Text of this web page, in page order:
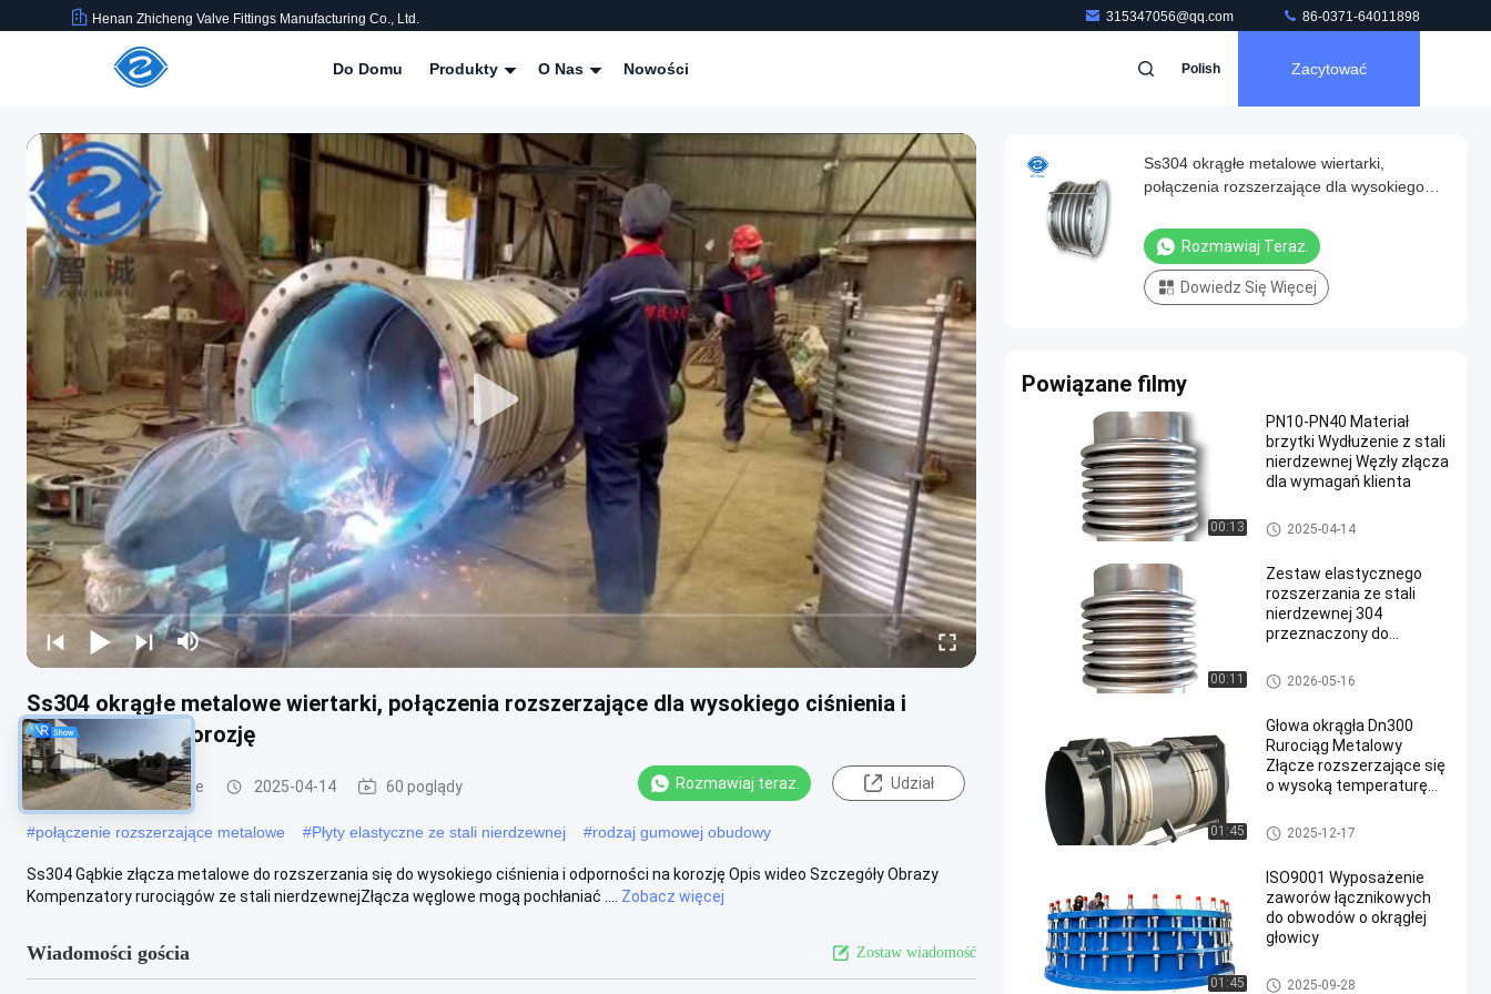
Henan Zhicheng Valve Fittings Manufacturing Co., Ltd. 315347056@qq.com 86-0371-64011898
Do Domu Produkty O Nas Nowości Polish Zacytować
Ss304 okrągłe metalowe wiertarki, połączenia rozszerzające dla wysokiego ciśnienia i
odporności na korozję
Złącza rozszerzające 2025-04-14 60 poglądy Rozmawiaj teraz. Udział
#połączenie rozszerzające metalowe #Płyty elastyczne ze stali nierdzewnej #rodzaj gumowej obudowy
Ss304 Gąbkie złącza metalowe do rozszerzania się do wysokiego ciśnienia i odporności na korozję Opis wideo Szczegóły Obrazy
Kompenzatory rurociągów ze stali nierdzewnejZłącza węglowe mogą pochłaniać ....
Zobacz więcej
Wiadomości gościa Zostaw wiadomość
Ss304 okrągłe metalowe wiertarki,
połączenia rozszerzające dla wysokiego
Rozmawiaj Teraz.
Dowiedz Się Więcej
Powiązane filmy
00:13
PN10-PN40 Materiał
brzytki Wydłużenie z stali
nierdzewnej Węzły złącza
dla wymagań klienta
Złącza rozszerzające
2025-04-14
00:11
Zestaw elastycznego
rozszerzania ze stali
nierdzewnej 304
przeznaczony do
wodociągowych i
kanalizacyjnych
Złącza rozszerzające
2026-05-16
01:45
Głowa okrągła Dn300
Rurociąg Metalowy
Złącze rozszerzające się
o wysoką temperaturę
Złącza rozszerzające
2025-12-17
01:45
ISO9001 Wyposażenie
zaworów łącznikowych
do obwodów o okrągłej
głowicy
Złącze rozszerzające podwój
2025-09-28